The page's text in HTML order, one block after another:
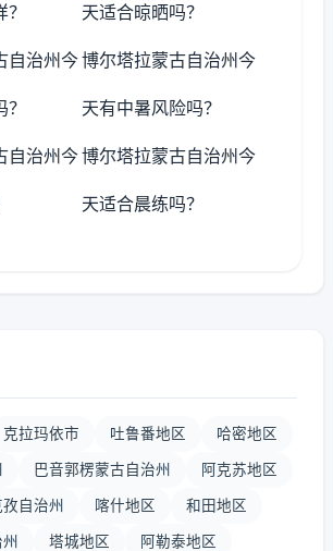
天适合晾晒吗？
自治州今博尔塔拉蒙古自治州今
天有中暑风险吗？
自治州今博尔塔拉蒙古自治州今
天适合晨练吗？
克拉玛依市 吐鲁番地区 哈密地区
巴音郭楞蒙古自治州 阿克苏地区
自治州 喀什地区 和田地区
塔城地区 阿勒泰地区